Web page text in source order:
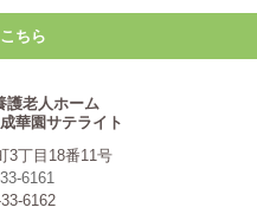
ちら
護老人ホーム
華園サテライト
3丁目18番11号
6161
6162